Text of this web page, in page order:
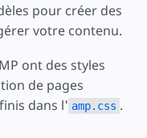
pour créer des
votre contenu.
ont des styles
de pages
dans l' amp.css .